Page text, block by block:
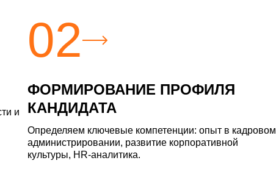
и
02
ФОРМИРОВАНИЕ ПРОФИЛЯ
КАНДИДАТА
Определяем ключевые компетенции: опыт в кадровом
администрировании, развитие корпоративной
культуры, HR-аналитика.